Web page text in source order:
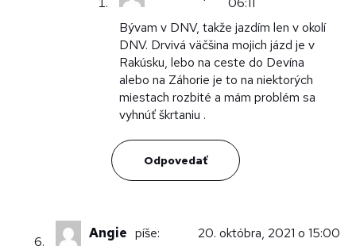
Bývam v DNV, takže jazdím len v okolí
DNV. Drvivá väčšina mojich jázd je v
Rakúsku, lebo na ceste do Devína
alebo na Záhorie je to na niektorých
miestach rozbité a mám problém sa
vyhnúť škrtaniu .
Odpovedať
Angie píše:
20. októbra, 2021 o 15:00